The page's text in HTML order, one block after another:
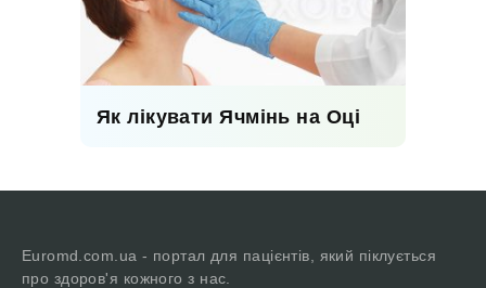
Як лікувати Ячмінь на Оці
Euromd.com.ua - портал для пацієнтів, який піклується
про здоров'я кожного з нас.